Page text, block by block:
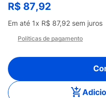
R$ 87,92
Em até 1x R$ 87,92 sem juros
Políticas de pagamento